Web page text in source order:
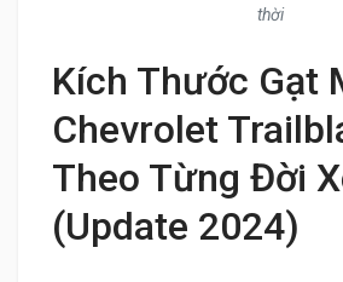
thời
Kích Thước Gạt
Chevrolet
Theo Từng Đời
(Update 2024)